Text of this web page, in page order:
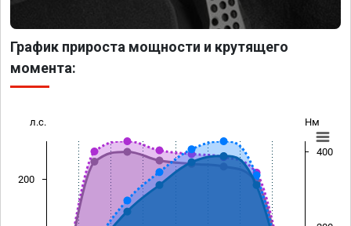
График прироста мощности и крутящего
момента:
л.с. Нм
200
400